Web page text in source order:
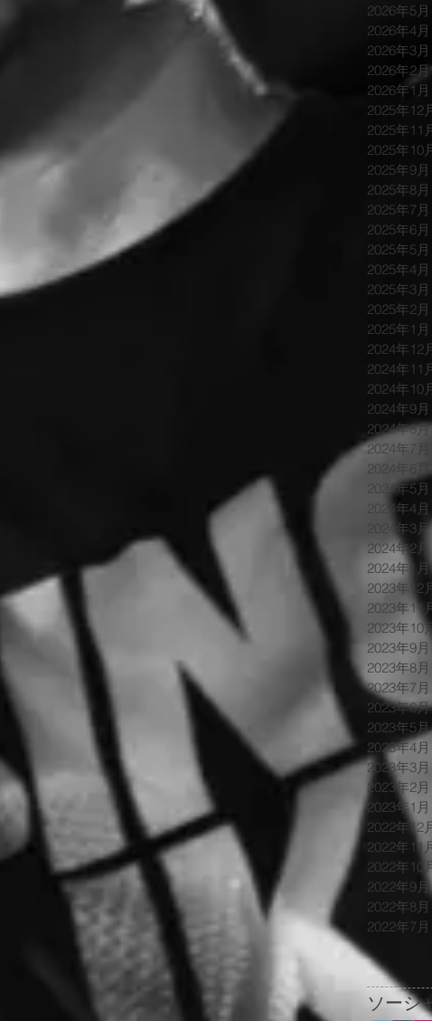
2026年5月
2026年4月
2026年3月
2026年2月
2026年1月
2025年12
2025年11
2025年10
2025年9月
2025年8月
2025年7月
2025年6月
2025年5月
2025年4月
2025年3月
2025年2月
2025年1月
2024年12
2024年11
2024年10
2024年9月
2024年8月
2024年7月
2024年6月
2024年5月
2024年4月
2024年3月
2024年2月
2024年1月
2023年12
2023年11
2023年10
2023年9月
2023年8月
2023年7月
2023年6月
2023年5月
2023年4月
2023年3月
2023年2月
2023年1月
2022年12
2022年11
2022年10
2022年9月
2022年8月
2022年7月
ソーシ